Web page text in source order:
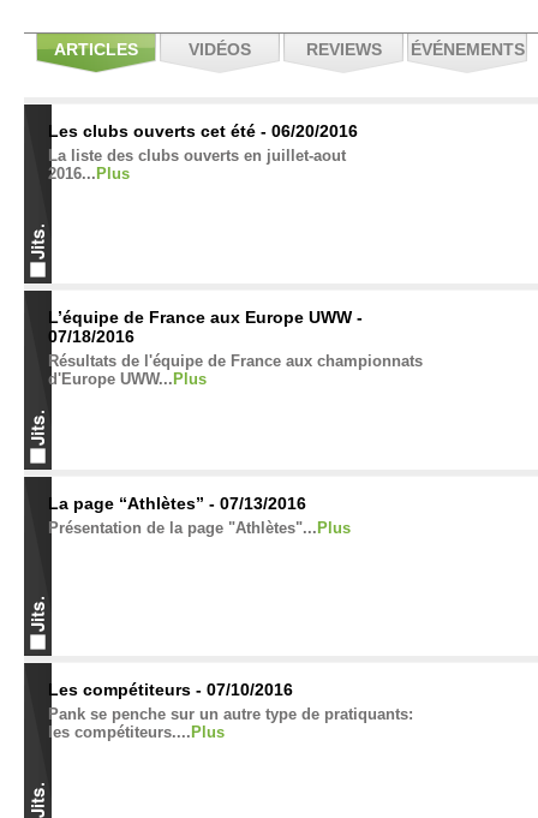
ARTICLES VIDÉOS REVIEWS ÉVÉNEMENTS
Les clubs ouverts cet été - 06/20/2016
La liste des clubs ouverts en juillet-aout
2016... Plus
L’équipe de France aux Europe UWW -
07/18/2016
Résultats de l'équipe de France aux championnats
d'Europe UWW... Plus
La page “Athlètes” - 07/13/2016
Présentation de la page "Athlètes"... Plus
Les compétiteurs - 07/10/2016
Pank se penche sur un autre type de pratiquants:
les compétiteurs.... Plus